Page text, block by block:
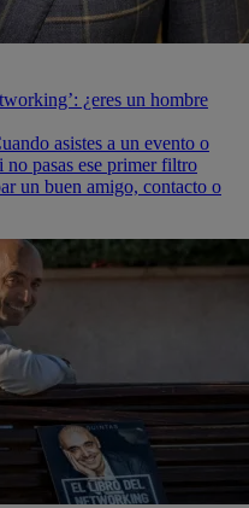
¿eres un hombre
asistes a un evento o
pasas ese primer filtro
un buen amigo, contacto o